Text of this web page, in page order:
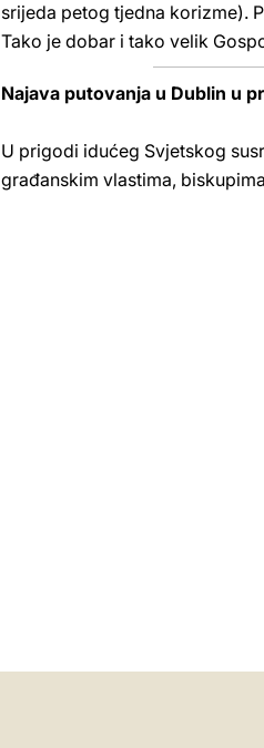
srijeda petog tjedna korizme).
Tako je dobar i tako velik
Najava putovanja u Dublin u
U prigodi idućeg Svjetskog
građanskim vlastima,